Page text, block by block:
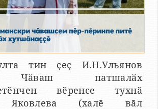
тин ҫеҫ И.Н.Ульянов
Чӑваш патшалӑх
вӗренсе тухнӑ
Яковлева (халӗ вӑл